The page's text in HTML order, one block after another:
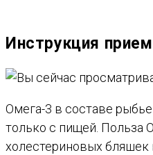
Инструкция
Омега-3 в составе
только с пищей. Польза
холестериновых